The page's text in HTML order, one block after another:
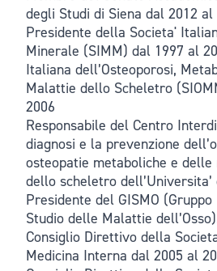
degli Studi di Siena dal 2012 al
Presidente della Societa'
Minerale (SIMM) dal 1997 al
Italiana dell’Osteoporosi,
Malattie dello Scheletro
2006
Responsabile del Centro
diagnosi e la prevenzione
osteopatie metaboliche e
dello scheletro
Presidente del GISMO
Studio delle Malattie
Consiglio Direttivo della
Medicina Interna dal 2005 al